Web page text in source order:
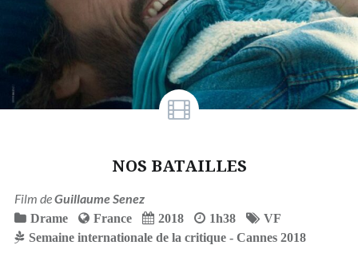
NOS BATAILLES
Film deGuillaume Senez
Drame France 2018 1h38
VF
Semaine internationale de la critique - Cannes 2018